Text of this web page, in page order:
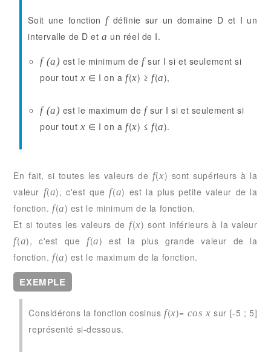
Soit une fonction fdéfinie sur un domaine D et I un
intervalle de D eta un réel de I.
f (a) est le minimum de fsur I si et seulement si
pour toutx ∈ I on a f(x) ≥ f(a),
f (a) est le maximum de fsur I si et seulement si
pour toutx ∈ I on a f(x) ≤ f(a).
En fait, si toutes les valeurs de f(x) sont supérieurs à la
valeur f(a), c'est que f(a) est la plus petite valeur de la
fonction. f(a) est le minimum de la fonction.
Et si toutes les valeurs de f(x) sont inférieurs à la valeur
f(a), c'est que f(a) est la plus grande valeur de la
fonction. f(a) est le maximum de la fonction.
EXEMPLE
Considérons la fonction cosinus f(x)= cos x sur [-5 ; 5]
représenté si-dessous.